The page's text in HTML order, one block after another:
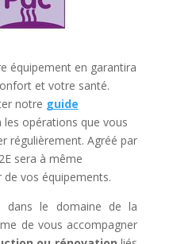
équipement en garantira
et votre santé.
notre guide
opérations que vous
régulièrement. Agréé par
sera à même
de vos équipements.
dans le domaine de la
de vous accompagner